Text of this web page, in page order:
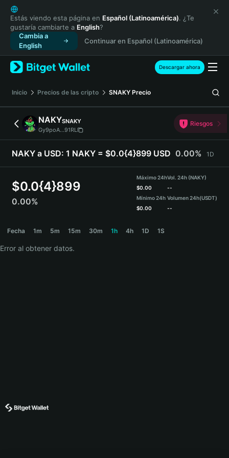
English
日本語
Tiếng Việt
Русский
Español (Latinoamérica)
Türkçe
Français
Deutsch
简体中文
繁體中文
Português (Portugal)
Bahasa Indonesia
ภาษาไทย
Español
Español (Argentina)
Estás viendo esta página en Español (Latinoamérica). ¿Te
gustaría cambiarte a English?
Cambia a
English
Continuar en Español (Latinoamérica)
Descargar ahora
Inicio Precios de las cripto SNAKY Precio
NAKYSNAKY
Gy9poA...91RL
Riesgos
NAKY a USD: 1 NAKY = $0.0{4}899 USD 0.00% 1D
$0.0{4}899
0.00%
Máximo 24h
$0.00
Mínimo 24h
$0.00
Vol. 24h (NAKY)
--
Volumen 24h(USDT)
--
Fecha 1m 5m 15m 30m 1h 4h 1D 1S
Error al obtener datos.